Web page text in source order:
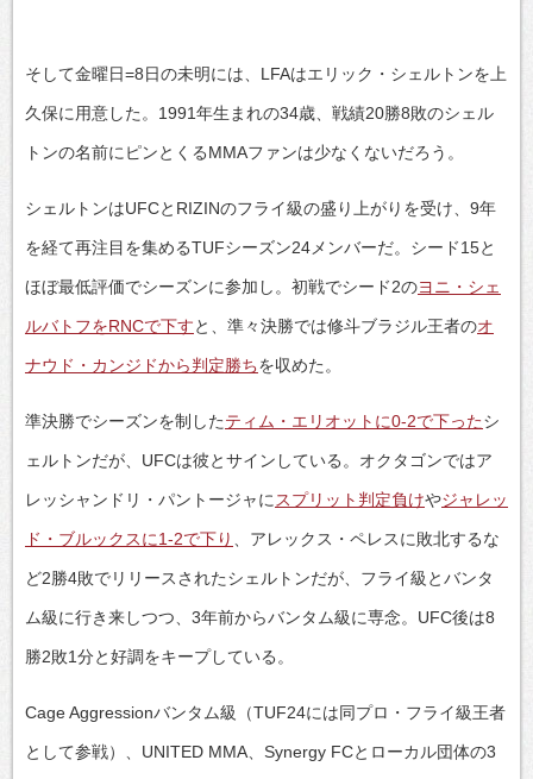
そして金曜日=8日の未明には、LFAはエリック・シェルトンを上
久保に用意した。1991年生まれの34歳、戦績20勝8敗のシェル
トンの名前にピンとくるMMAファンは少なくないだろう。
シェルトンはUFCとRIZINのフライ級の盛り上がりを受け、9年
を経て再注目を集めるTUFシーズン24メンバーだ。シード15と
ほぼ最低評価でシーズンに参加し。初戦でシード2のヨニ・シェ
ルバトフをRNCで下すと、準々決勝では修斗ブラジル王者のオ
ナウド・カンジドから判定勝ちを収めた。
準決勝でシーズンを制したティム・エリオットに0-2で下ったシ
ェルトンだが、UFCは彼とサインしている。オクタゴンではア
レッシャンドリ・パントージャに スプリット判定負けやジャレッ
ド・ブルックスに1-2で下り 、アレックス・ペレスに敗北するな
ど2勝4敗でリリースされたシェルトンだが、フライ級とバンタ
ム級に行き来しつつ、3年前からバンタム級に専念。UFC後は8
勝2敗1分と好調をキープしている。
Cage Aggressionバンタム級（TUF24には同プロ・フライ級王者
として参戦）、UNITED MMA、Synergy FCとローカル団体の3